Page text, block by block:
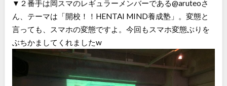
▼２番手は岡スマのレギュラーメンバーである@aruteoさ
ん、テーマは「開校！！HENTAI MIND養成塾」。変態と
言っても、スマホの変態ですよ。今回もスマホ変態ぶりを
ぶちかましてくれましたw